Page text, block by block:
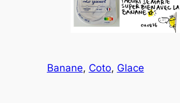
Banane, Coto, Glace